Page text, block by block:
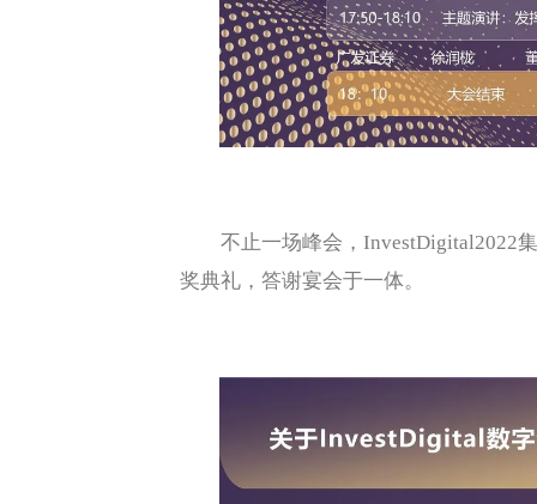
不止一场峰会，InvestDigital2022集
奖典礼，答谢宴会于一体。